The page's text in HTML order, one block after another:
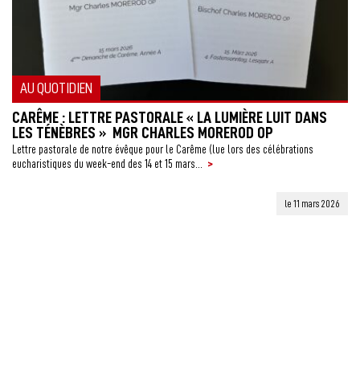
AU QUOTIDIEN
CARÊME : LETTRE PASTORALE « LA LUMIÈRE LUIT DANS
LES TÉNÈBRES » MGR CHARLES MOREROD OP
Lettre pastorale de notre évêque pour le Carême (lue lors des célébrations
eucharistiques du week-end des 14 et 15 mars...
>
le 11 mars 2026